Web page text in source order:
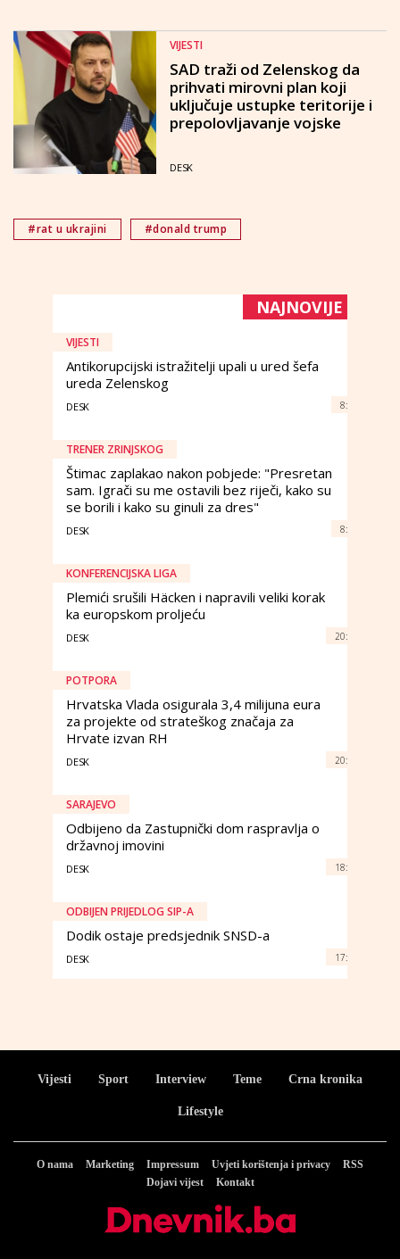
VIJESTI
SAD traži od Zelenskog da
prihvati mirovni plan koji
uključuje ustupke teritorije i
prepolovljavanje vojske
DESK
#rat u ukrajini #donald trump
NAJNOVIJE
VIJESTI
Antikorupcijski istražitelji upali u ured šefa
ureda Zelenskog
DESK 8:
TRENER ZRINJSKOG
Štimac zaplakao nakon pobjede: "Presretan
sam. Igrači su me ostavili bez riječi, kako su
se borili i kako su ginuli za dres"
DESK 8:
KONFERENCIJSKA LIGA
Plemići srušili Häcken i napravili veliki korak
ka europskom proljeću
DESK 20:
POTPORA
Hrvatska Vlada osigurala 3,4 milijuna eura
za projekte od strateškog značaja za
Hrvate izvan RH
DESK 20:
SARAJEVO
Odbijeno da Zastupnički dom raspravlja o
državnoj imovini
DESK 18:
ODBIJEN PRIJEDLOG SIP-A
Dodik ostaje predsjednik SNSD-a
DESK 17:
Vijesti Sport Interview Teme Crna kronika
Lifestyle
O nama Marketing Impressum Uvjeti korištenja i privacy
RSS
Dojavi vijest
Kontakt